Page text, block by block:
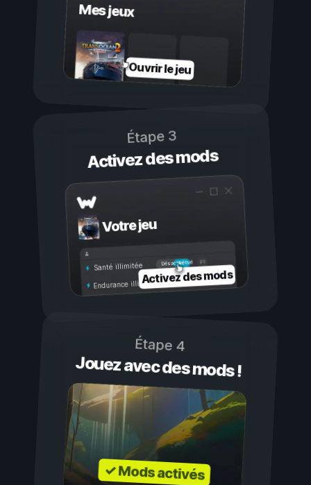
Mes jeux
Ouvrir le jeu
Étape 3
Activez des mods
Votre jeu
Activé
Désactivé
Santé illimitée
Endurance illimitéeActivez des mods
Étape 4
Jouez avec des mods !
✓ Mods activés